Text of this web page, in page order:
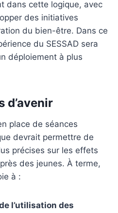
dans cette logique, avec
des initiatives
du bien-être. Dans ce
du SESSAD sera
déploiement à plus
d’avenir
place de séances
devrait permettre de
précises sur les effets
des jeunes. À terme,
à :
l’utilisation des